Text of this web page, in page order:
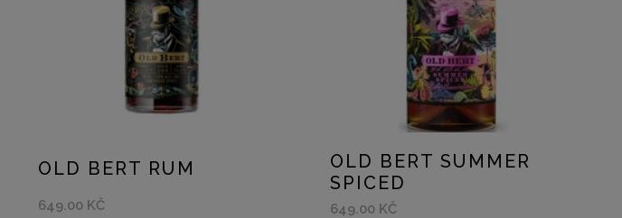
OLD BERT RUM
649.00 KČ
OLD BERT SUMMER
SPICED
649.00 KČ